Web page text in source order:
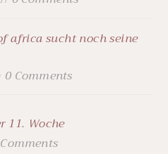
africa sucht noch seine
0 Comments
11. Woche